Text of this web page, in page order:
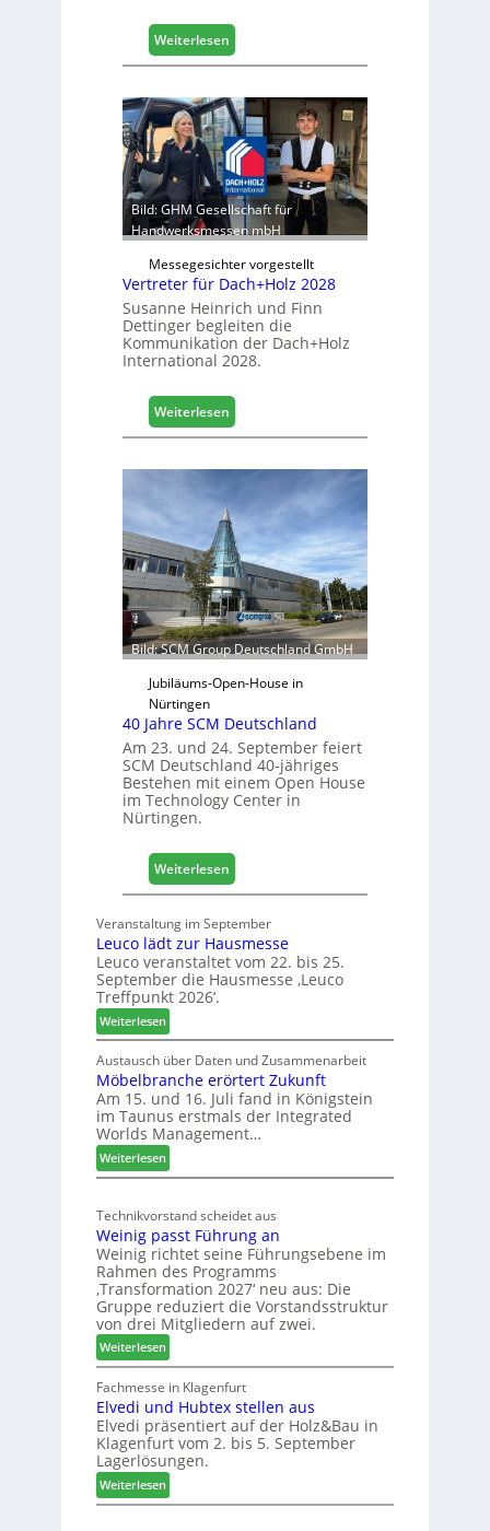
s
i
k
b
e
r
e
i
c
h
Weiterlesen:
E
g
e
r
S
t
a
b
i
l
e
s
G
e
s
c
h
f
s
j
a
h
r
Bild: GHM Gesellschaft für
Handwerksmessen mbH
Messegesichter vorgestellt
Vertreter für Dach+Holz 2028
Susanne Heinrich und Finn
Dettinger begleiten die
Kommunikation der Dach+Holz
International 2028.
Weiterlesen:
V
r
r
e
t
e
r
f
ü
r
D
c
+
H
o
2
0
8
Bild: SCM Group Deutschland GmbH
Jubiläums-Open-House in
Nürtingen
40 Jahre SCM Deutschland
Am 23. und 24. September feiert
SCM Deutschland 40-jähriges
Bestehen mit einem Open House
im Technology Center in
Nürtingen.
Weiterlesen:
4
J
a
h
C
M
D
e
u
s
h
l
a
n
d
Veranstaltung im September
Leuco lädt zur Hausmesse
Leuco veranstaltet vom 22. bis 25.
September die Hausmesse ‚Leuco
Treffpunkt 2026‘.
Weiterlesen:
L
e
u
c
o
l
ä
d
z
u
r
H
a
u
s
m
e
s
s
e
Austausch über Daten und Zusammenarbeit
Möbelbranche erörtert Zukunft
Am 15. und 16. Juli fand in Königstein
im Taunus erstmals der Integrated
Worlds Management…
Weiterlesen:
M
b
e
l
b
r
a
n
c
h
e
e
r
ö
r
t
e
Technikvorstand scheidet aus
Weinig passt Führung an
Weinig richtet seine Führungsebene im
Rahmen des Programms
‚Transformation 2027‘ neu aus: Die
Gruppe reduziert die Vorstandsstruktur
von drei Mitgliedern auf zwei.
Weiterlesen:
W
e
i
n
i
g
p
a
Fachmesse in Klagenfurt
Elvedi und Hubtex stellen aus
Elvedi präsentiert auf der Holz&Bau in
Klagenfurt vom 2. bis 5. September
Lagerlösungen.
Weiterlesen:
E